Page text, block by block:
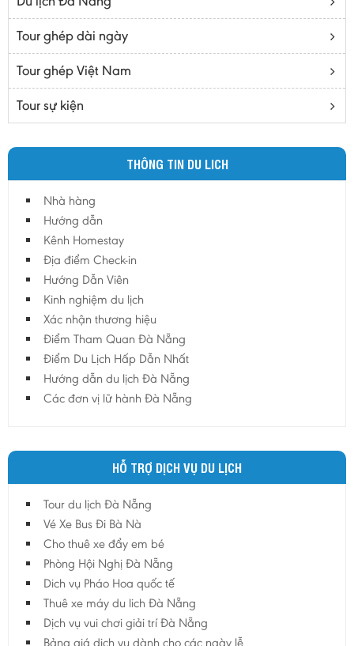
Cao Bằng
Daknông
Đồng Nai
Đồng Tháp
Đắc Lắc
Hà Nam
Hà Tĩnh
Hà Tây
Hòa Bình
Hậu Giang
Hải Dương
Hải Phòng
Hưng Yên
Lào Cai
Lâm Đồng
Lai Châu
Lạng Sơn
Long An
Nam Định
Nghệ An
Tour ghép dài ngày
Tour ghép Việt Nam
Tour sự kiện
THÔNG TIN DU LICH
Nhà hàng
Hướng dẫn
Kênh Homestay
Địa điểm Check-in
Hướng Dẫn Viên
Kinh nghiệm du lịch
Xác nhận thương hiệu
Điểm Tham Quan Đà Nẵng
Điểm Du Lịch Hấp Dẫn Nhất
Hướng dẫn du lịch Đà Nẵng
Các đơn vị lữ hành Đà Nẵng
HỖ TRỢ DỊCH VỤ DU LỊCH
Tour du lịch Đà Nẵng
Vé Xe Bus Đi Bà Nà
Cho thuê xe đẩy em bé
Phòng Hội Nghị Đà Nẵng
Dich vụ Pháo Hoa quốc tế
Thuê xe máy du lich Đà Nẵng
Dịch vụ vui chơi giải trí Đà Nẵng
Bảng giá dịch vụ dành cho các ngày lễ